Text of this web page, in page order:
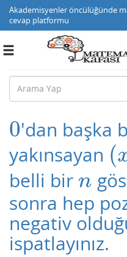
Akademisyenler öncülüğünde
cevap platformu
Toggle
0
0'dan başka
yakınsayan (
(x
belli bir n
n
sonra hep
negativ
ispatlayınız.